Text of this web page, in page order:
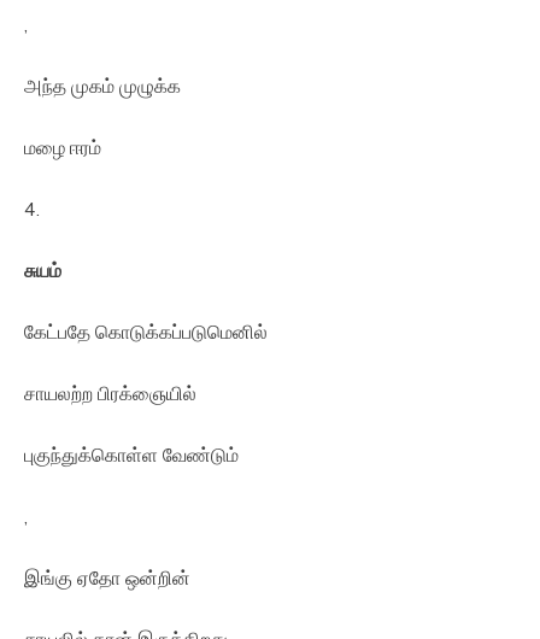
,
அந்த முகம் முழுக்க
மழை ஈரம்
4.
சுயம்
கேட்பதே கொடுக்கப்படுமெனில்
சாயலற்ற பிரக்ஞையில்
புகுந்துக்கொள்ள வேண்டும்
,
இங்கு ஏதோ ஒன்றின்